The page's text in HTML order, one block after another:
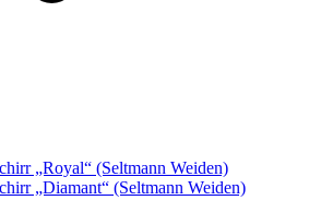
„Royal“ (Seltmann Weiden)
„Diamant“ (Seltmann Weiden)